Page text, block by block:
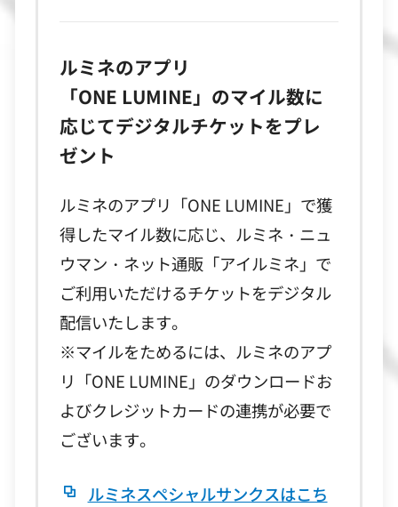
ルミネのアプリ
「ONE LUMINE」のマイル数に
応じてデジタルチケットをプレ
ゼント
ルミネのアプリ「ONE LUMINE」で獲
得したマイル数に応じ、ルミネ・ニュ
ウマン・ネット通販「アイルミネ」で
ご利用いただけるチケットをデジタル
配信いたします。
※マイルをためるには、ルミネのアプ
リ「ONE LUMINE」のダウンロードお
よびクレジットカードの連携が必要で
ございます。
ルミネスペシャルサンクスはこち